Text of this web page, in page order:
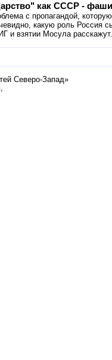
как СССР -
с пропагандой,
какую роль Россия
и взятии Мосула расскажут.
Северо-Запад»